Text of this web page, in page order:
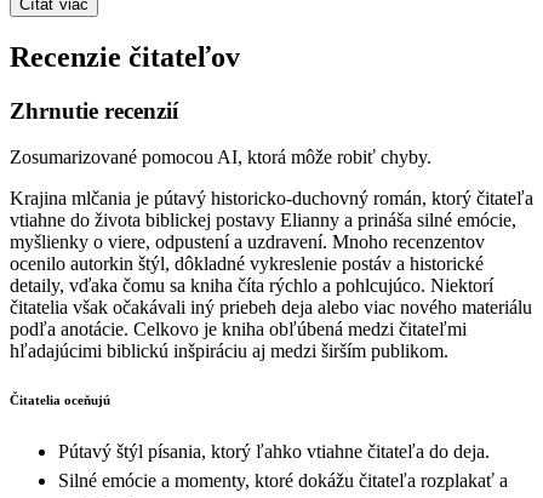
Čítať viac
Recenzie čitateľov
Zhrnutie recenzií
Zosumarizované pomocou AI, ktorá môže robiť chyby.
Krajina mlčania je pútavý historicko-duchovný román, ktorý čitateľa
vtiahne do života biblickej postavy Elianny a prináša silné emócie,
myšlienky o viere, odpustení a uzdravení. Mnoho recenzentov
ocenilo autorkin štýl, dôkladné vykreslenie postáv a historické
detaily, vďaka čomu sa kniha číta rýchlo a pohlcujúco. Niektorí
čitatelia však očakávali iný priebeh deja alebo viac nového materiálu
podľa anotácie. Celkovo je kniha obľúbená medzi čitateľmi
hľadajúcimi biblickú inšpiráciu aj medzi širším publikom.
Čitatelia oceňujú
Pútavý štýl písania, ktorý ľahko vtiahne čitateľa do deja.
Silné emócie a momenty, ktoré dokážu čitateľa rozplakať a